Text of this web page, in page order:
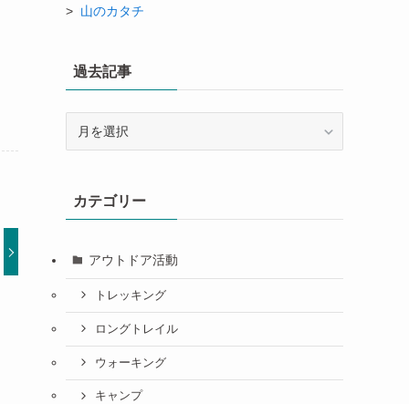
> 山のカタチ
過去記事
カテゴリー
アウトドア活動
トレッキング
ロングトレイル
ウォーキング
キャンプ